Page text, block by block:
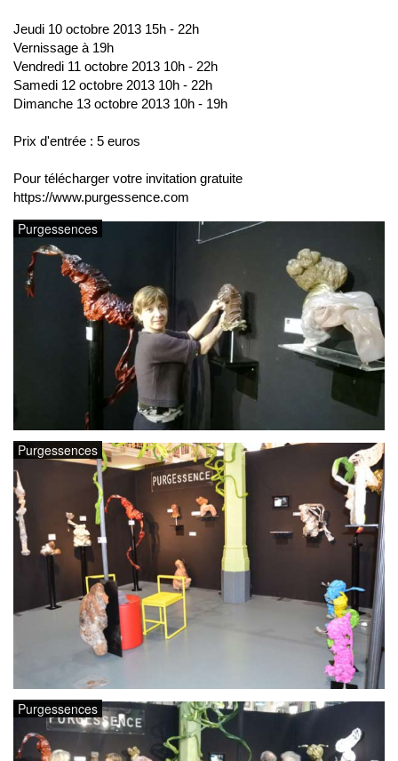
Jeudi 10 octobre 2013 15h - 22h
Vernissage à 19h
Vendredi 11 octobre 2013 10h - 22h
Samedi 12 octobre 2013 10h - 22h
Dimanche 13 octobre 2013 10h - 19h
Prix d'entrée : 5 euros
Pour télécharger votre invitation gratuite
https://www.purgessence.com
Purgessences
Purgessences
Purgessences